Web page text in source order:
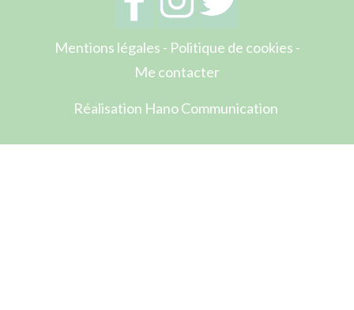
Mentions légales - Politique de cookies -
Me contacter
Réalisation Hano Communication